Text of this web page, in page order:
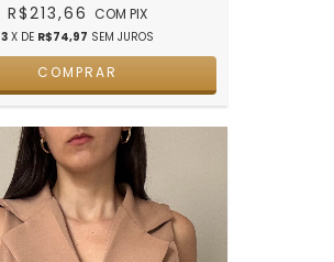
R$213,66 COM PIX
3 X DE R$74,97 SEM JUROS
COMPRAR